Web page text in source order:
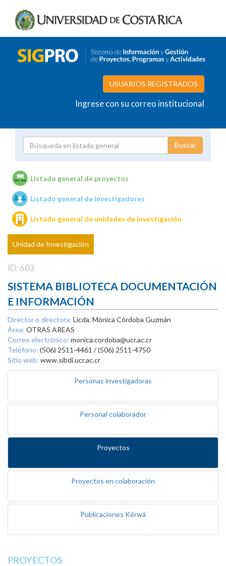
USUARIOS REGISTRADOS
Ingrese con su correo institucional
Unidades de investigación
Listado general de proyectos
Listado general de investigadores
Listado general de unidades de investigación
Unidad de Investigación
ID: 603
SISTEMA BIBLIOTECA DOCUMENTACIÓN
E INFORMACIÓN
Director o directora: Licda. Mónica Córdoba Guzmán
Área: OTRAS AREAS
Correo electrónico: monica.cordoba@ucr.ac.cr
Teléfono: (506) 2511-4461 / (506) 2511-4750
Sitio web: www.sibdi.ucr.ac.cr
Personas investigadoras
Personal colaborador
Proyectos
Proyectos en colaboración
Publicaciones Kérwá
PROYECTOS